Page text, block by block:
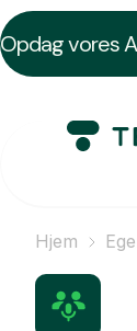
Opdag vores
Hjem